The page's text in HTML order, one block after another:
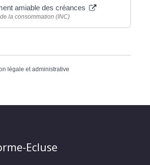
amiable des créances
la consommation (INC)
légale et administrative
Ecluse